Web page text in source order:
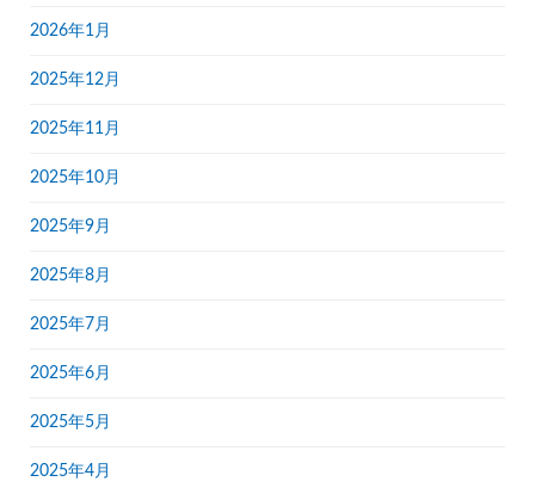
2026年1月
2025年12月
2025年11月
2025年10月
2025年9月
2025年8月
2025年7月
2025年6月
2025年5月
2025年4月